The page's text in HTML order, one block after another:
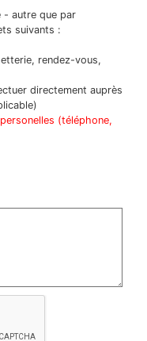
- autre que par
suivants :
rendez-vous,
directement auprès
(téléphone,